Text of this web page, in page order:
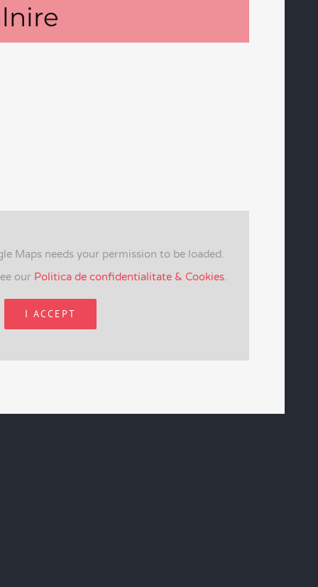
Maps needs your permission to be loaded.
our Politica de confidentialitate & Cookies.
I ACCEPT